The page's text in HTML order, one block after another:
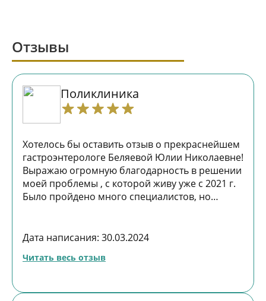
Отзывы
Поликлиника
Хотелось бы оставить отзыв о прекраснейшем
гастроэнтерологе Беляевой Юлии Николаевне!
Выражаю огромную благодарность в решении
моей проблемы , с которой живу уже с 2021 г.
Было пройдено много специалистов, но
результаты, из кабинет я выходила со слезами
Дата написания: 30.03.2024
Читать весь отзыв